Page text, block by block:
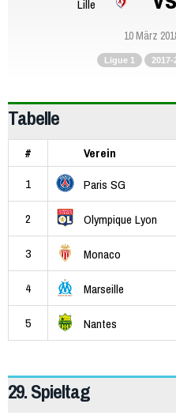
Lille
10 März
Ligue 1 2017-
Tabelle
# Verein
1
Paris SG
2 Olympique Lyon
3 Monaco
4 Marseille
5 Nantes
29. Spieltag